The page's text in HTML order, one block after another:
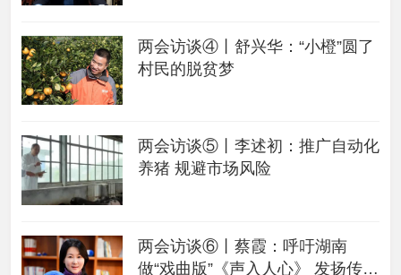
两会访谈④丨舒兴华：“小橙”圆了
村民的脱贫梦
两会访谈⑤丨李述初：推广自动化
养猪 规避市场风险
两会访谈⑥丨蔡霞：呼吁湖南
做“戏曲版”《声入人心》 发扬传统